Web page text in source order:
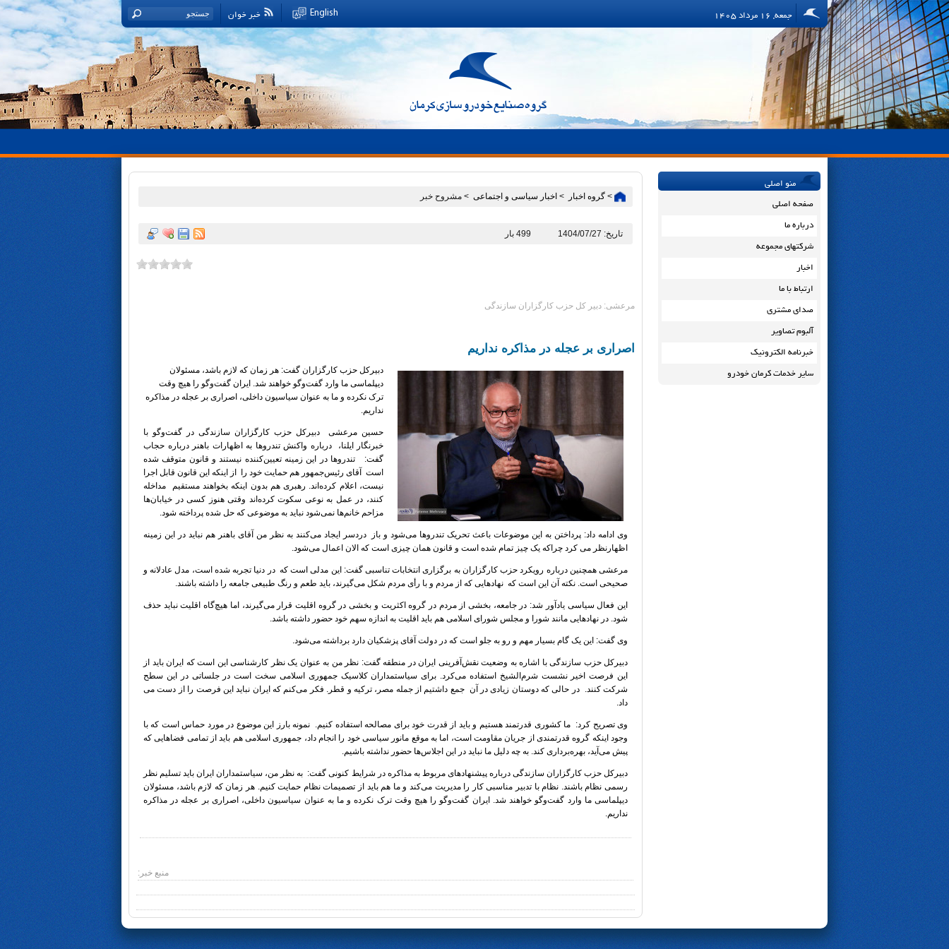
جمعه, 16 مرداد 1405 خبر خوان English
منو اصلی
صفحه اصلی
درباره ما
شرکتهای مجموعه
اخبار
ارتباط با ما
صدای مشتری
آلبوم تصاویر
خبرنامه الکترونیک
سایر خدمات کرمان خودرو
> گروه اخبار ‏ > اخبار سیاسی و اجتماعی ‏ > مشروح خبر
تاریخ: 1404/07/27 499 بار
مرعشی: دبیر کل حزب کارگزاران سازندگی
اصراری بر عجله در مذاکره نداریم
دبیرکل حزب کارگزاران گفت: هر زمان که لازم باشد، مسئولان
دیپلماسی ما وارد گفت‌وگو خواهند شد. ایران گفت‌وگو را هیچ وقت
ترک نکرده و ما به عنوان سیاسیون داخلی، اصراری بر عجله در مذاکره
نداریم.
حسین مرعشی دبیرکل حزب کارگزاران سازندگی در گفت‌وگو با
خبرنگار ایلنا، درباره واکنش تندروها به اظهارات باهنر درباره حجاب
گفت: تندروها در این زمینه تعیین‌کننده نیستند و قانون متوقف شده
است آقای رئیس‌جمهور هم حمایت خود را از اینکه این قانون قابل اجرا
نیست،‌ اعلام کرده‌اند. رهبری هم بدون اینکه بخواهند مستقیم مداخله
کنند، در عمل به نوعی سکوت کرده‌اند وقتی هنوز کسی در خیابان‌ها
مزاحم خانم‌ها نمی‌شود نباید به موضوعی که حل شده پرداخته شود.
وی ادامه داد: پرداختن به این موضوعات باعث تحریک تندروها می‌شود و باز دردسر ایجاد می‌کنند به نظر من آقای باهنر هم نباید در این زمینه
اظهارنظر می کرد چراکه یک چیز تمام شده است و قانون همان چیزی است که الان اعمال می‌شود.
مرعشی همچنین درباره رویکرد حزب کارگزاران به برگزاری انتخابات تناسبی گفت: این مدلی است که در دنیا تجربه شده است، مدل عادلانه و
صحیحی است. نکته آن این است که نهادهایی که از مردم و با رأی مردم شکل می‌گیرند، باید طعم و رنگ طبیعی جامعه را داشته باشند.
این فعال سیاسی یادآور شد: در جامعه، بخشی از مردم در گروه اکثریت و بخشی در گروه اقلیت قرار می‌گیرند، اما هیچ‌گاه اقلیت نباید حذف
شود. در نهادهایی مانند شورا و مجلس شورای اسلامی هم باید اقلیت به اندازه سهم خود حضور داشته باشد.
وی گفت: این یک گام بسیار مهم و رو به جلو است که در دولت آقای پزشکیان دارد برداشته می‌شود.
دبیرکل حزب سازندگی با اشاره به وضعیت نقش‌آفرینی ایران در منطقه گفت: نظر من به عنوان یک نظر کارشناسی این است که ایران باید از
این فرصت اخیر نشست شرم‌الشیخ استفاده می‌کرد. برای سیاستمداران کلاسیک جمهوری اسلامی سخت است در جلساتی در این سطح
شرکت کنند. در حالی که دوستان زیادی در آن جمع داشتیم از جمله مصر، ترکیه و قطر. فکر می‌کنم که ایران نباید این فرصت را از دست می
داد.
وی تصریح کرد: ما کشوری قدرتمند هستیم و باید از قدرت خود برای مصالحه استفاده کنیم. نمونه بارز این موضوع در مورد حماس است که با
وجود اینکه گروه قدرتمندی از جریان مقاومت است، اما به موقع مانور سیاسی خود را انجام داد، جمهوری اسلامی هم باید از تمامی فضاهایی که
پیش می‌آید، بهره‌برداری کند. به چه دلیل ما نباید در این اجلاس‌ها حضور نداشته باشیم.
دبیرکل حزب کارگزاران سازندگی درباره پیشنهادهای مربوط به مذاکره در شرایط کنونی گفت: به نظر من، سیاستمداران ایران باید تسلیم نظر
رسمی نظام باشند. نظام با تدبیر مناسبی کار را مدیریت می‌کند و ما هم باید از تصمیمات نظام حمایت کنیم. هر زمان که لازم باشد، مسئولان
دیپلماسی ما وارد گفت‌وگو خواهند شد. ایران گفت‌وگو را هیچ وقت ترک نکرده و ما به عنوان سیاسیون داخلی، اصراری بر عجله در مذاکره
نداریم.
منبع خبر: